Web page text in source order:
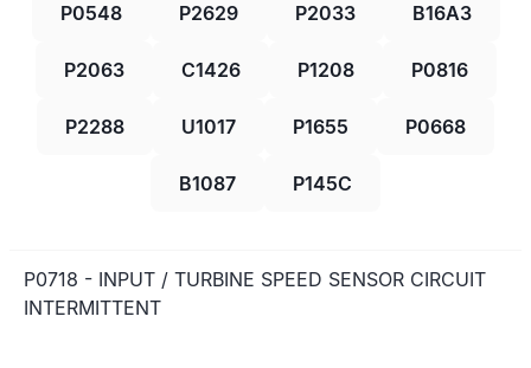
P0548 P2629 P2033 B16A3
P2063 C1426 P1208 P0816
P2288 U1017 P1655 P0668
B1087 P145C
P0718 - INPUT / TURBINE SPEED SENSOR CIRCUIT
INTERMITTENT